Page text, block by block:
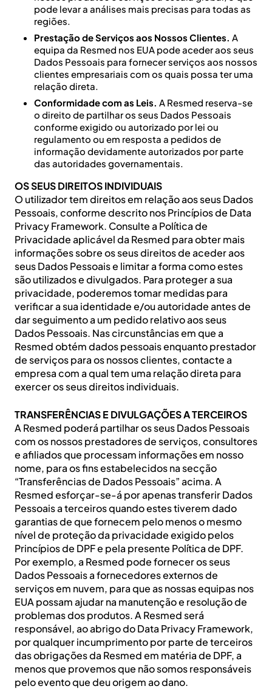
pode levar a análises mais precisas para todas as
regiões.
Prestação de Serviços aos Nossos Clientes. A
equipa da Resmed nos EUA pode aceder aos seus
Dados Pessoais para fornecer serviços aos nossos
clientes empresariais com os quais possa ter uma
relação direta.
Conformidade com as Leis. A Resmed reserva-se
o direito de partilhar os seus Dados Pessoais
conforme exigido ou autorizado por lei ou
regulamento ou em resposta a pedidos de
informação devidamente autorizados por parte
das autoridades governamentais.
OS SEUS DIREITOS INDIVIDUAIS
O utilizador tem direitos em relação aos seus Dados
Pessoais, conforme descrito nos Princípios de Data
Privacy Framework. Consulte a Política de
Privacidade aplicável da Resmed para obter mais
informações sobre os seus direitos de aceder aos
seus Dados Pessoais e limitar a forma como estes
são utilizados e divulgados. Para proteger a sua
privacidade, poderemos tomar medidas para
verificar a sua identidade e/ou autoridade antes de
dar seguimento a um pedido relativo aos seus
Dados Pessoais. Nas circunstâncias em que a
Resmed obtém dados pessoais enquanto prestador
de serviços para os nossos clientes, contacte a
empresa com a qual tem uma relação direta para
exercer os seus direitos individuais.
TRANSFERÊNCIAS E DIVULGAÇÕES A TERCEIROS
A Resmed poderá partilhar os seus Dados Pessoais
com os nossos prestadores de serviços, consultores
e afiliados que processam informações em nosso
nome, para os fins estabelecidos na secção
“Transferências de Dados Pessoais” acima. A
Resmed esforçar-se-á por apenas transferir Dados
Pessoais a terceiros quando estes tiverem dado
garantias de que fornecem pelo menos o mesmo
nível de proteção da privacidade exigido pelos
Princípios de DPF e pela presente Política de DPF.
Por exemplo, a Resmed pode fornecer os seus
Dados Pessoais a fornecedores externos de
serviços em nuvem, para que as nossas equipas nos
EUA possam ajudar na manutenção e resolução de
problemas dos produtos. A Resmed será
responsável, ao abrigo do Data Privacy Framework,
por qualquer incumprimento por parte de terceiros
das obrigações da Resmed em matéria de DPF, a
menos que provemos que não somos responsáveis
pelo evento que deu origem ao dano.